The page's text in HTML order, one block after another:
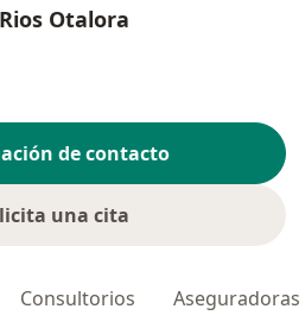
Otalora
de contacto
una cita
Consultorios Aseguradoras